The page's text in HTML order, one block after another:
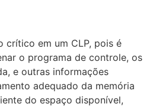
crítico em um CLP, pois é
o programa de controle, os
e outras informações
adequado da memória
do espaço disponível,